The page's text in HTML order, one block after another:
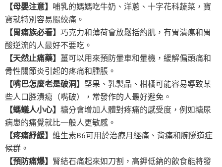
【母嬰注意】 哺乳的媽媽吃牛奶、洋蔥、十字花科蔬菜，寶
寶就特別容易腸絞痛。
【胃痛族必看】 巧克力和薄荷會放鬆括約肌，有胃潰痬和胃
酸逆流的人最好不要吃。
【天然止痛藥】 薑可以用來預防暈車和暈機，緩解偏頭痛和
骨性關節炎引起的疼痛和腫脹。
【嘴巴怎麼老是破洞】 堅果、乳製品、柑橘可能容易導致某
些人口腔潰痬（嘴破），常發作的人最好避免。
【螞蟻人小心】 糖分會增加人體對疼痛的感受度，例如糖尿
病患的痛覺就比一般人更敏感。
【疼痛紓緩】 維生素B6可用於治療月經痛、背痛和腕隧道症
候群。
【預防痛爆】 腎結石痛起來如刀割，高鉀低鈉的飲食能將發